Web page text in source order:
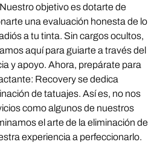
objetivo es dotarte de
una evaluación honesta de lo
a tu tinta. Sin cargos ocultos,
aquí para guiarte a través del
y apoyo. Ahora, prepárate para
Recovery se dedica
de tatuajes. Así es, no nos
como algunos de nuestros
el arte de la eliminación de
experiencia a perfeccionarlo.